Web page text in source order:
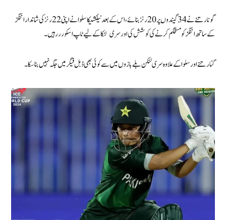
گونارتنے نے 34 گیندوں پر 20 رنز بنائے،اس کے بعد نیلکشیکا سلوا نے اپنی 22 رنز کی شاندار اننگز
کے ساتھ اننگز کو مستحکم کرنے کی کوشش کی اور سری لنکا کے لیے ٹاپ اسکورر رہیں۔
گنارتنے اور سلوا کے علاوہ سری لنکن بلے بازوں میں سے کوئی بھی ڈبل فیگر میں جگہ نہیں بنا سکا۔